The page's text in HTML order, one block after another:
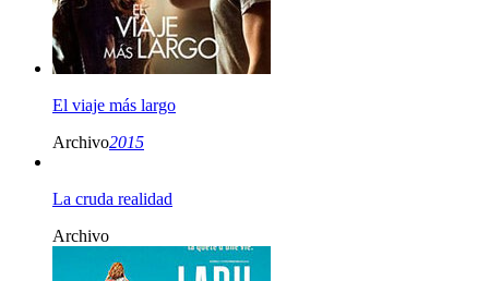
El viaje más largo
Archivo2015
La cruda realidad
Archivo